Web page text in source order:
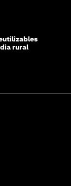
rural